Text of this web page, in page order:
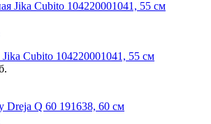
Cubito 104220001041, 55 см